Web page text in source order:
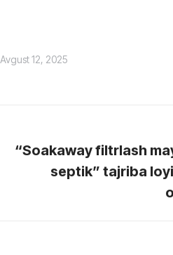
Avgust 12, 2025
“Soakaway filtrlash
septik” tajriba